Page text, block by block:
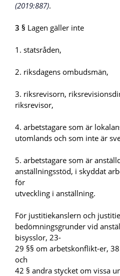
(2019:887).
3 § Lagen gäller inte
1. statsråden,
2. riksdagens ombudsmän,
3. riksrevisorn,
riksrevisor,
4. arbetstagare som är
utomlands och som inte är
5. arbetstagare som är
anställningsstöd, i skyddat
för
utveckling i anställning.
För justitiekanslern och
bedömningsgrunder vid
bisysslor, 23-
29 §§ om arbetskonflikt-er,
och
42 § andra stycket om vissa